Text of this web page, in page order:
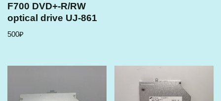
F700 DVD+-R/RW
optical drive UJ-861
500₽